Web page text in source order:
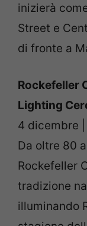
inizierà
Street e
di fronte a
Rockefeller
Lighting
4 dicembre
Da oltre 80
Rockefeller
tradizione
illuminando